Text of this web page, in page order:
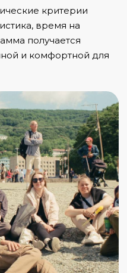
критерии
время на
получается
и комфортной для